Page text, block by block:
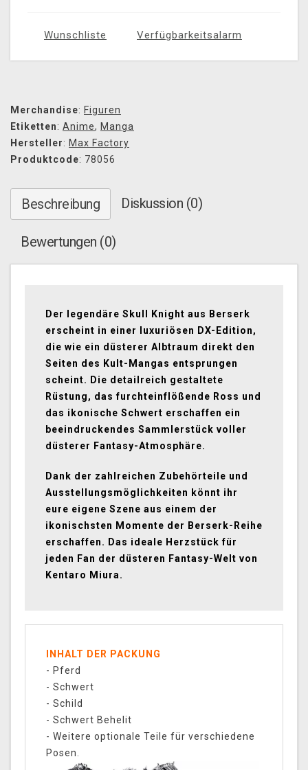
Wunschliste Verfügbarkeitsalarm
Merchandise: Figuren
Etiketten: Anime, Manga
Hersteller: Max Factory
Produktcode: 78056
Beschreibung Diskussion (0)
Bewertungen (0)
Der legendäre Skull Knight aus Berserk
erscheint in einer luxuriösen DX-Edition,
die wie ein düsterer Albtraum direkt den
Seiten des Kult-Mangas entsprungen
scheint. Die detailreich gestaltete
Rüstung, das furchteinflößende Ross und
das ikonische Schwert erschaffen ein
beeindruckendes Sammlerstück voller
düsterer Fantasy-Atmosphäre.
Dank der zahlreichen Zubehörteile und
Ausstellungsmöglichkeiten könnt ihr
eure eigene Szene aus einem der
ikonischsten Momente der Berserk-Reihe
erschaffen. Das ideale Herzstück für
jeden Fan der düsteren Fantasy-Welt von
Kentaro Miura.
INHALT DER PACKUNG
- Pferd
- Schwert
- Schild
- Schwert Behelit
- Weitere optionale Teile für verschiedene
Posen.